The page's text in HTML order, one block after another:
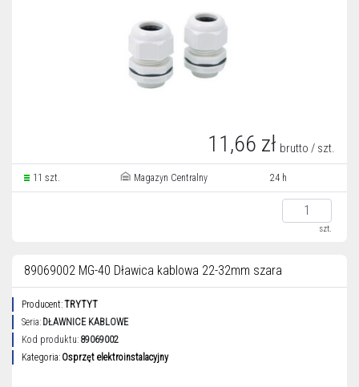
11,66 zł brutto / szt.
11 szt. Magazyn Centralny 24 h
szt.
89069002 MG-40 Dławica kablowa 22-32mm szara
Producent:TRYTYT
Seria: DŁAWNICE KABLOWE
Kod produktu: 89069002
Kategoria: Osprzęt elektroinstalacyjny